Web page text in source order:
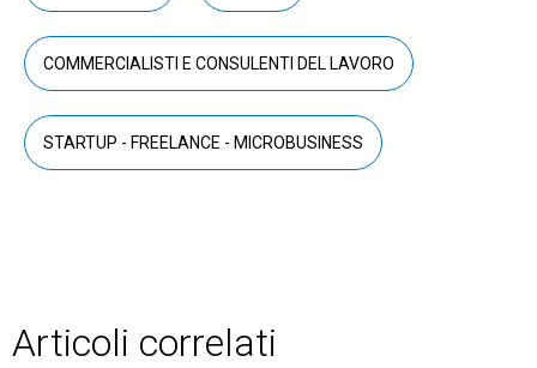
COMMERCIALISTI E CONSULENTI DEL LAVORO
STARTUP - FREELANCE - MICROBUSINESS
Articoli correlati